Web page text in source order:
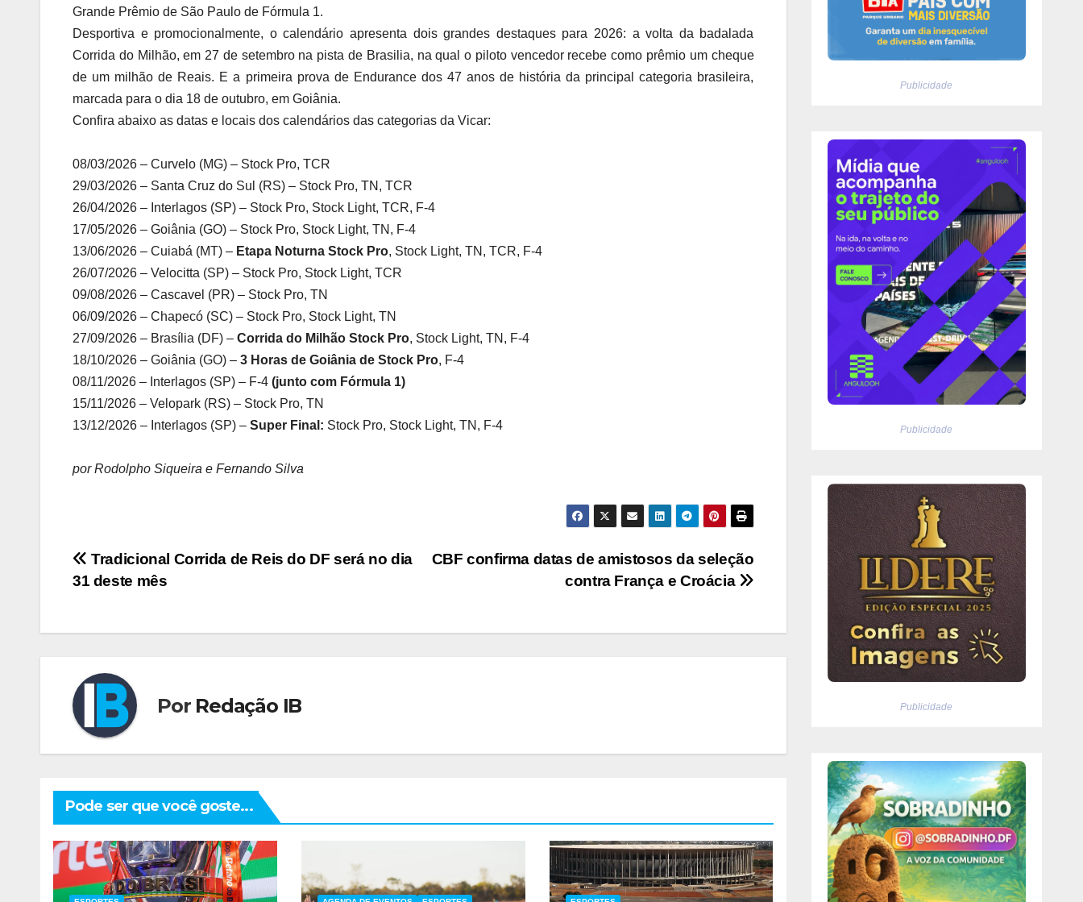
Grande Prêmio de São Paulo de Fórmula 1.
Desportiva e promocionalmente, o calendário apresenta dois grandes destaques para 2026: a volta da badalada
Corrida do Milhão, em 27 de setembro na pista de Brasilia, na qual o piloto vencedor recebe como prêmio um cheque
de um milhão de Reais. E a primeira prova de Endurance dos 47 anos de história da principal categoria brasileira,
marcada para o dia 18 de outubro, em Goiânia.
Confira abaixo as datas e locais dos calendários das categorias da Vicar:
08/03/2026 – Curvelo (MG) – Stock Pro, TCR
29/03/2026 – Santa Cruz do Sul (RS) – Stock Pro, TN, TCR
26/04/2026 – Interlagos (SP) – Stock Pro, Stock Light, TCR, F-4
17/05/2026 – Goiânia (GO) – Stock Pro, Stock Light, TN, F-4
13/06/2026 – Cuiabá (MT) – Etapa Noturna Stock Pro, Stock Light, TN, TCR, F-4
26/07/2026 – Velocitta (SP) – Stock Pro, Stock Light, TCR
09/08/2026 – Cascavel (PR) – Stock Pro, TN
06/09/2026 – Chapecó (SC) – Stock Pro, Stock Light, TN
27/09/2026 – Brasília (DF) – Corrida do Milhão Stock Pro, Stock Light, TN, F-4
18/10/2026 – Goiânia (GO) – 3 Horas de Goiânia de Stock Pro, F-4
08/11/2026 – Interlagos (SP) – F-4 (junto com Fórmula 1)
15/11/2026 – Velopark (RS) – Stock Pro, TN
13/12/2026 – Interlagos (SP) – Super Final: Stock Pro, Stock Light, TN, F-4
por Rodolpho Siqueira e Fernando Silva
Navegação
Post
CBF confirma datas de amistosos da seleção
contra França e Croácia
Tradicional Corrida de Reis do DF será no dia
31 deste mês
Por Redação IB
Pode ser que você goste...
Publicidade
Publicidade
Publicidade